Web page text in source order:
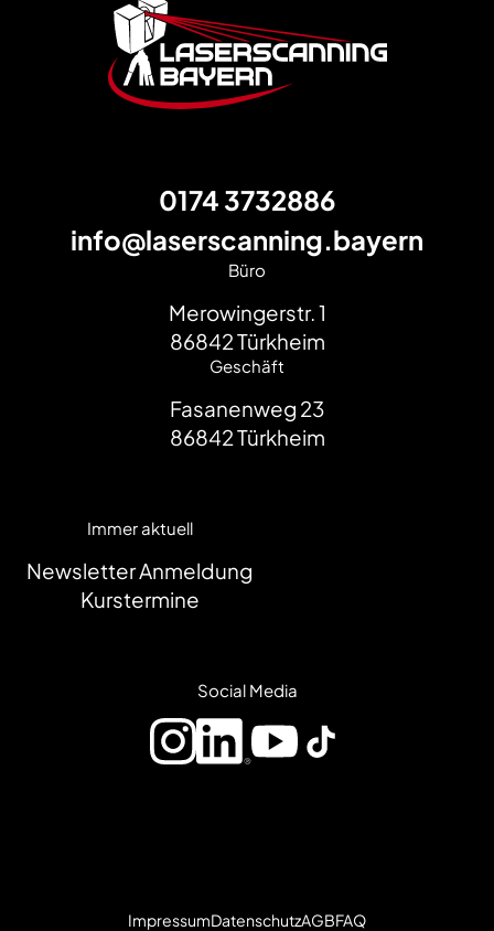
0174 3732886
info@laserscanning.bayern
Büro
Merowingerstr. 1
86842Türkheim
Geschäft
Fasanenweg 23
86842Türkheim
Immer aktuell
Newsletter Anmeldung
Kurstermine
Social Media
ImpressumDatenschutzAGBFAQ